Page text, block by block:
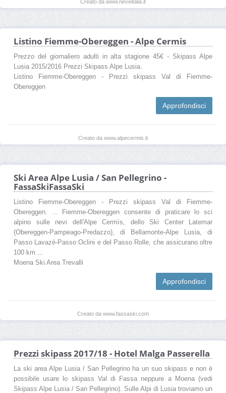
Creato da www.neveitalia.it
Listino Fiemme-Obereggen - Alpe Cermis
Prezzo del giornaliero adulti in alta stagione 45€ - Skipass Alpe
Lusia 2015/2016 Prezzi Skipass Alpe Lusia.
Listino Fiemme-Obereggen - Prezzi skipass Val di Fiemme-
Obereggen
Approfondisci
Creato da www.alpecermis.it
Ski Area Alpe Lusia / San Pellegrino -
FassaSkiFassaSki
Listino Fiemme-Obereggen - Prezzi skipass Val di Fiemme-
Obereggen. ... Fiemme-Obereggen consente di praticare lo sci
alpino sulle nevi dell'Alpe Cermìs, dello Ski Center Latemar
(Obereggen-Pampeago-Predazzo), di Bellamonte-Alpe Lusia, di
Passo Lavazè-Passo Oclini e del Passo Rolle, che assicurano oltre
100 km ...
Moena Ski Area Trevalli
Approfondisci
Creato da www.fassaski.com
Prezzi skipass 2017/18 - Hotel Malga Passerella
La ski area Alpe Lusia / San Pellegrino ha un suo skipass e non è
possibile usare lo skipass Val di Fassa neppure a Moena (vedi
Skipass Alpe Lusia / San Pellegrino). Sulle Alpi di Lusia troviamo un